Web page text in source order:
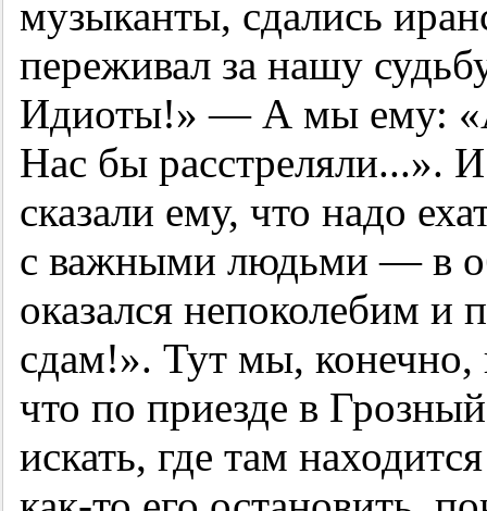
музыканты, сдались
переживал за нашу
Идиоты!» — А мы ему:
Нас бы расстреляли...».
сказали ему, что надо
с важными людьми — в
оказался непоколебим и
сдам!». Тут мы,
что по приезде в
искать, где там